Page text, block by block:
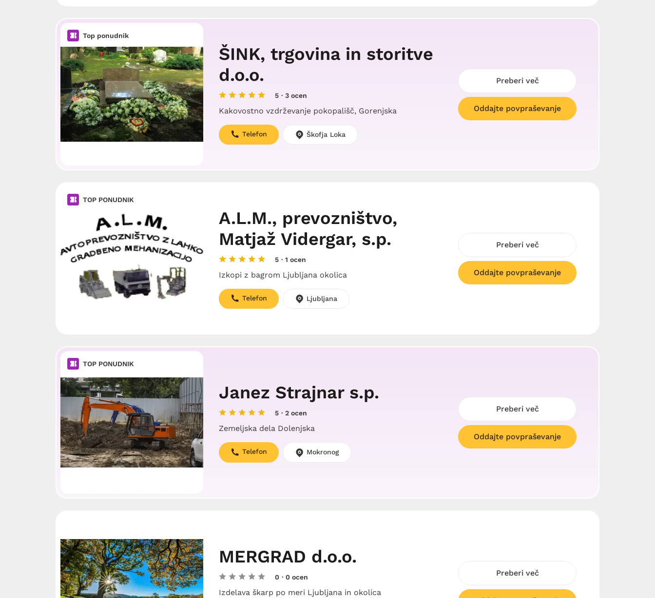
Top ponudnik
ŠINK, trgovina in storitve
d.o.o.
5 · 3 ocen
Kakovostno vzdrževanje pokopališč, Gorenjska
Telefon Škofja Loka
Preberi več
Oddajte povpraševanje
TOP PONUDNIK
A.L.M., prevozništvo,
Matjaž Vidergar, s.p.
5 · 1 ocen
Izkopi z bagrom Ljubljana okolica
Telefon Ljubljana
Preberi več
Oddajte povpraševanje
TOP PONUDNIK
Janez Strajnar s.p.
5 · 2 ocen
Zemeljska dela Dolenjska
Telefon Mokronog
Preberi več
Oddajte povpraševanje
MERGRAD d.o.o.
0 · 0 ocen
Izdelava škarp po meri Ljubljana in okolica
Preberi več